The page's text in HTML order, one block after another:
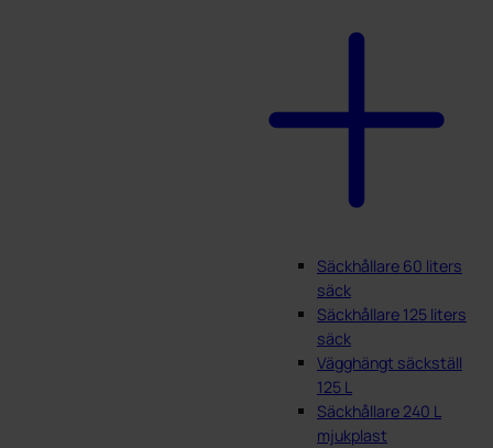
Säckhållare 60 liters
säck
Säckhållare 125 liters
säck
Vägghängt säckställ
125 L
Säckhållare 240 L
mjukplast